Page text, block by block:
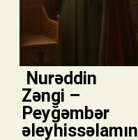
​ Nurəddin
Zəngi –
Peyğəmbər
əleyhissəlamın